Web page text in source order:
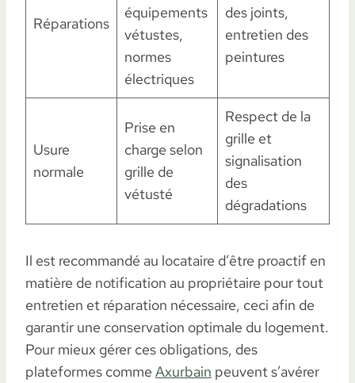
Réparations
équipements
vétustes,
normes
électriques
des joints,
entretien des
peintures
Usure
normale
Prise en
charge selon
grille de
vétusté
Respect de la
grille et
signalisation
des
dégradations
Il est recommandé au locataire d’être proactif en
matière de notification au propriétaire pour tout
entretien et réparation nécessaire, ceci afin de
garantir une conservation optimale du logement.
Pour mieux gérer ces obligations, des
plateformes comme Axurbain peuvent s’avérer